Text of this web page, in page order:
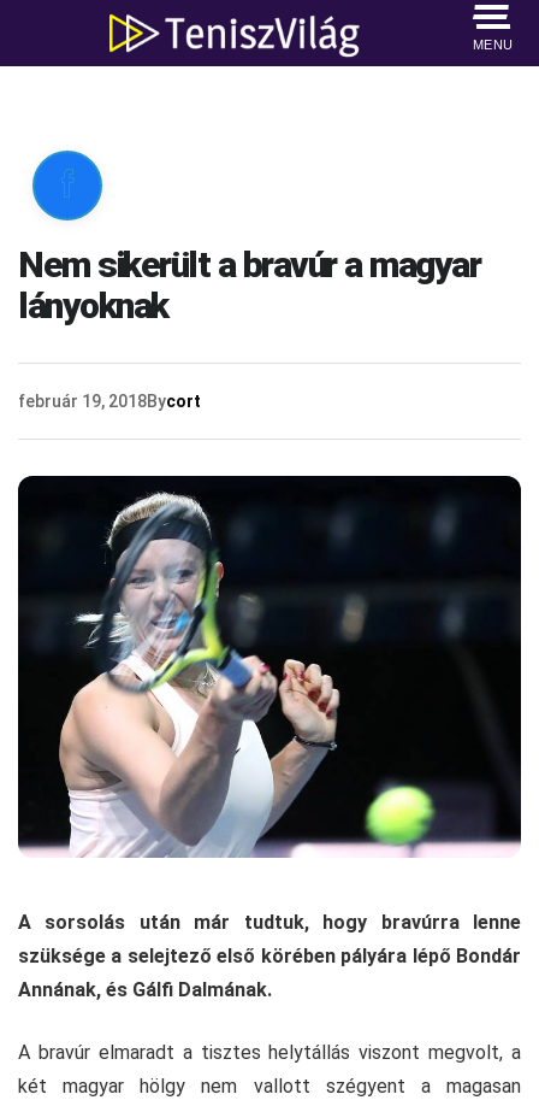
MENU

Nem sikerült a bravúr a magyar
lányoknak
február 19, 2018Bycort
A sorsolás után már tudtuk, hogy bravúrra lenne
szüksége a selejtező első körében pályára lépő Bondár
Annának, és Gálfi Dalmának.
A bravúr elmaradt a tisztes helytállás viszont megvolt, a
két magyar hölgy nem vallott szégyent a magasan